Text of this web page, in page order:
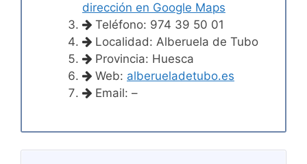
dirección en Google Maps
Teléfono: 974 39 50 01
Localidad: Alberuela de Tubo
Provincia: Huesca
Web: alberueladetubo.es
Email: –